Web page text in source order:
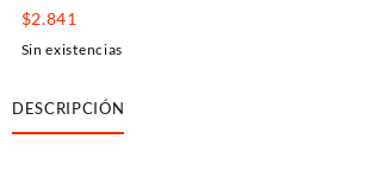
$2.841
Sin existencias
DESCRIPCIÓN